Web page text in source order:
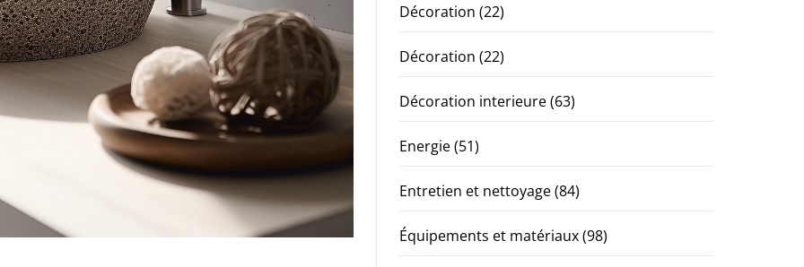
Décoration (22)
Décoration (22)
Décoration interieure(63)
Energie(51)
Entretien et nettoyage(84)
Équipements et matériaux(98)